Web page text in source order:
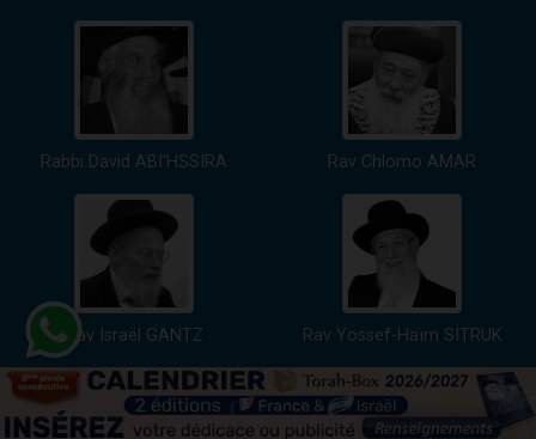
Rabbi David ABI'HSSIRA Rav Chlomo AMAR
Rav Israël GANTZ Rav Yossef-Haïm SITRUK